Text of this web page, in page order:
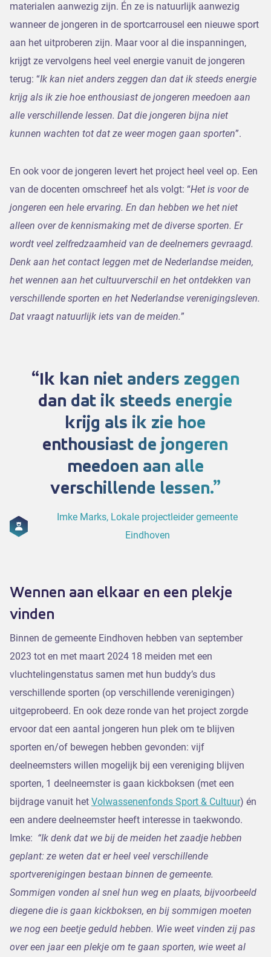
materialen aanwezig zijn. Én ze is natuurlijk aanwezig
wanneer de jongeren in de sportcarrousel een nieuwe sport
aan het uitproberen zijn. Maar voor al die inspanningen,
krijgt ze vervolgens heel veel energie vanuit de jongeren
terug: “Ik kan niet anders zeggen dan dat ik steeds energie
krijg als ik zie hoe enthousiast de jongeren meedoen aan
alle verschillende lessen. Dat die jongeren bijna niet
kunnen wachten tot dat ze weer mogen gaan sporten”.
En ook voor de jongeren levert het project heel veel op. Een
van de docenten omschreef het als volgt: “Het is voor de
jongeren een hele ervaring. En dan hebben we het niet
alleen over de kennismaking met de diverse sporten. Er
wordt veel zelfredzaamheid van de deelnemers gevraagd.
Denk aan het contact leggen met de Nederlandse meiden,
het wennen aan het cultuurverschil en het ontdekken van
verschillende sporten en het Nederlandse verenigingsleven.
Dat vraagt natuurlijk iets van de meiden.”
Ik kan niet anders zeggen
dan dat ik steeds energie
krijg als ik zie hoe
enthousiast de jongeren
meedoen aan alle
verschillende lessen.
Imke Marks, Lokale projectleider gemeente
Eindhoven
Wennen aan elkaar en een plekje
vinden
Binnen de gemeente Eindhoven hebben van september
2023 tot en met maart 2024 18 meiden met een
vluchtelingenstatus samen met hun buddy’s dus
verschillende sporten (op verschillende verenigingen)
uitgeprobeerd. En ook deze ronde van het project zorgde
ervoor dat een aantal jongeren hun plek om te blijven
sporten en/of bewegen hebben gevonden: vijf
deelneemsters willen mogelijk bij een vereniging blijven
sporten, 1 deelneemster is gaan kickboksen (met een
bijdrage vanuit het Volwassenenfonds Sport & Cultuur) én
een andere deelneemster heeft interesse in taekwondo.
Imke: “Ik denk dat we bij de meiden het zaadje hebben
geplant: ze weten dat er heel veel verschillende
sportverenigingen bestaan binnen de gemeente.
Sommigen vonden al snel hun weg en plaats, bijvoorbeeld
diegene die is gaan kickboksen, en bij sommigen moeten
we nog een beetje geduld hebben. Wie weet vinden zij pas
over een jaar een plekje om te gaan sporten, wie weet al